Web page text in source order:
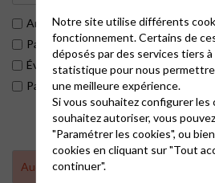
Articles
Pages
Évènements
Paroisses
Aucun résultat trouvé
Notre site utilise différents
fonctionnement. Certains de
déposés par des services tiers
statistique pour nous
une meilleure expérience.
Si vous souhaitez configurer les
souhaitez autoriser, vous
"Paramétrer les cookies", ou
cookies en cliquant sur "Tout
continuer".